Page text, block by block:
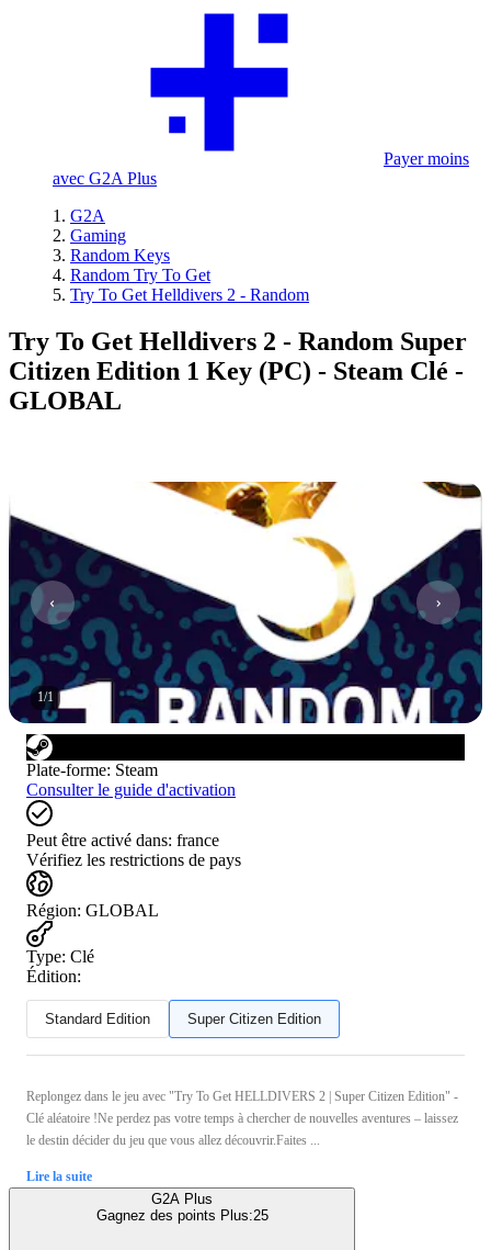
Payer moins
avec G2A Plus
G2A
Gaming
Random Keys
Random Try To Get
Try To Get Helldivers 2 - Random
Try To Get Helldivers 2 - Random Super
Citizen Edition 1 Key (PC) - Steam Clé -
GLOBAL
1/1
Plate-forme: Steam
Consulter le guide d'activation
Peut être activé dans: france
Vérifiez les restrictions de pays
Région: GLOBAL
Type: Clé
Édition:
Standard Edition Super Citizen Edition
Replongez dans le jeu avec "Try To Get HELLDIVERS 2 | Super Citizen Edition" -
Clé aléatoire !Ne perdez pas votre temps à chercher de nouvelles aventures – laissez
le destin décider du jeu que vous allez découvrir.Faites ...
Lire la suite
G2A Plus
Gagnez des points Plus:25